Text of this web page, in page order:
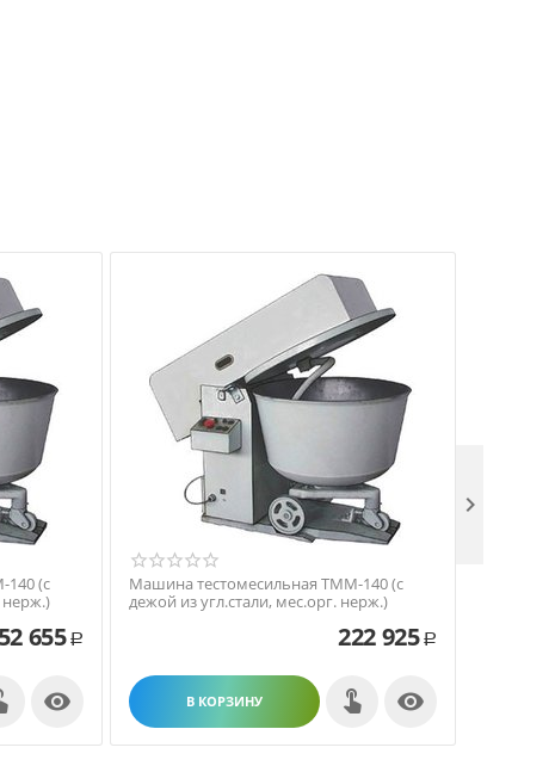
(с
нерж.)
655 Р

Машина тестомесильная ТММ-140 (с
дежой из угл.стали, мес.орг. нерж.)
222 925 Р
В КОРЗИНУ 
